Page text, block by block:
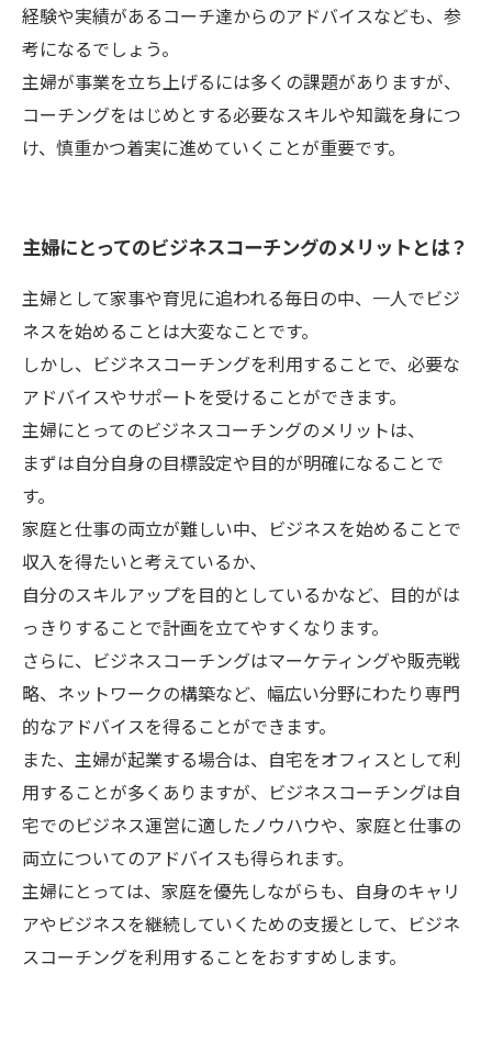
経験や実績があるコーチ達からのアドバイスなども、参
考になるでしょう。
主婦が事業を立ち上げるには多くの課題がありますが、
コーチングをはじめとする必要なスキルや知識を身につ
け、慎重かつ着実に進めていくことが重要です。
主婦にとってのビジネスコーチングのメリットとは？
主婦として家事や育児に追われる毎日の中、一人でビジ
ネスを始めることは大変なことです。
しかし、ビジネスコーチングを利用することで、必要な
アドバイスやサポートを受けることができます。
主婦にとってのビジネスコーチングのメリットは、
まずは自分自身の目標設定や目的が明確になることで
す。
家庭と仕事の両立が難しい中、ビジネスを始めることで
収入を得たいと考えているか、
自分のスキルアップを目的としているかなど、目的がは
っきりすることで計画を立てやすくなります。
さらに、ビジネスコーチングはマーケティングや販売戦
略、ネットワークの構築など、幅広い分野にわたり専門
的なアドバイスを得ることができます。
また、主婦が起業する場合は、自宅をオフィスとして利
用することが多くありますが、ビジネスコーチングは自
宅でのビジネス運営に適したノウハウや、家庭と仕事の
両立についてのアドバイスも得られます。
主婦にとっては、家庭を優先しながらも、自身のキャリ
アやビジネスを継続していくための支援として、ビジネ
スコーチングを利用することをおすすめします。